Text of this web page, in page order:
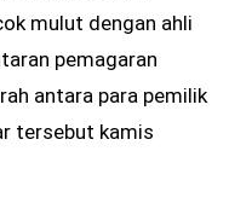
mulut dengan ahli
pemagaran
antara para pemilik
tersebut kamis